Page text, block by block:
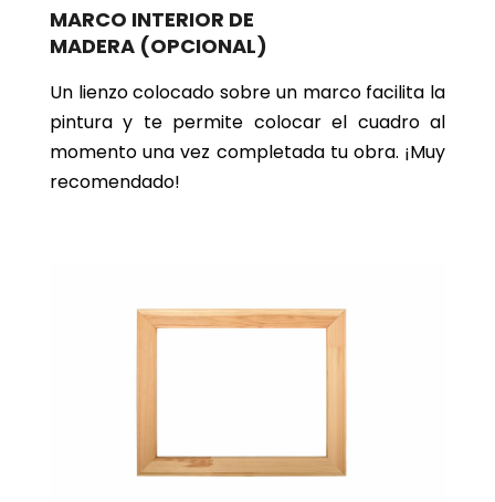
MARCO INTERIOR DE
MADERA (OPCIONAL)
Un lienzo colocado sobre un marco facilita la
pintura y te permite colocar el cuadro al
momento una vez completada tu obra. ¡Muy
recomendado!